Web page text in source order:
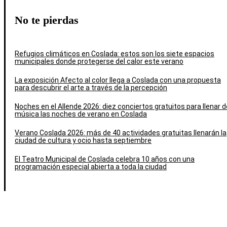
No te pierdas
Refugios climáticos en Coslada: estos son los siete espacios
municipales donde protegerse del calor este verano
La exposición Afecto al color llega a Coslada con una propuesta
para descubrir el arte a través de la percepción
Noches en el Allende 2026: diez conciertos gratuitos para llenar
música las noches de verano en Coslada
Verano Coslada 2026: más de 40 actividades gratuitas llenarán la
ciudad de cultura y ocio hasta septiembre
El Teatro Municipal de Coslada celebra 10 años con una
programación especial abierta a toda la ciudad